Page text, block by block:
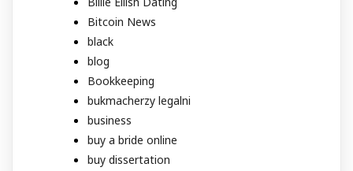
Bitcoin News
black
blog
Bookkeeping
bukmacherzy legalni
business
buy a bride online
buy dissertation